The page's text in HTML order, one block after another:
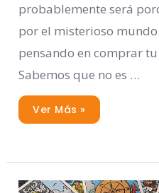
probablemente será
por el misterioso
pensando en comprar
Sabemos que no es …
Ver Más »